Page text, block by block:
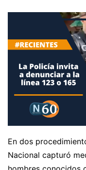
En dos
Nacional capturó